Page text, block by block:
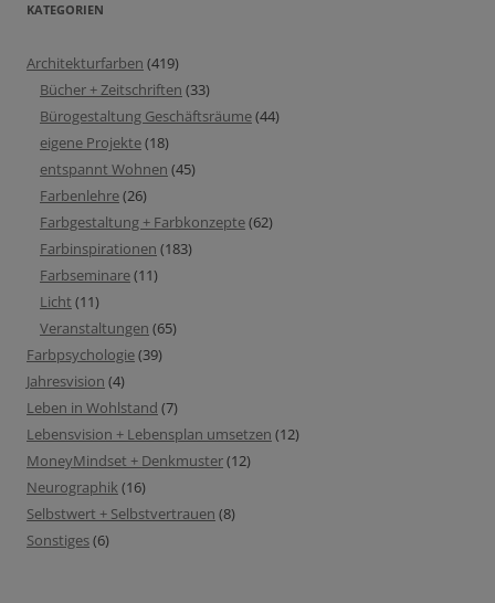
KATEGORIEN
Architekturfarben (419)
Bücher + Zeitschriften (33)
Bürogestaltung Geschäftsräume(44)
eigene Projekte(18)
entspannt Wohnen (45)
Farbenlehre(26)
Farbgestaltung + Farbkonzepte(62)
Farbinspirationen (183)
Farbseminare(11)
Licht (11)
Veranstaltungen (65)
Farbpsychologie(39)
Jahresvision (4)
Leben in Wohlstand (7)
Lebensvision + Lebensplan umsetzen (12)
MoneyMindset + Denkmuster(12)
Neurographik(16)
Selbstwert + Selbstvertrauen (8)
Sonstiges(6)